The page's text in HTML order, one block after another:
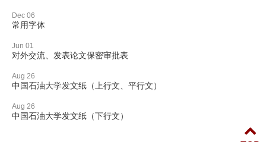
Dec 06
常用字体
Jun 01
对外交流、发表论文保密审批表
Aug 26
中国石油大学发文纸（上行文、平行文）
Aug 26
中国石油大学发文纸（下行文）